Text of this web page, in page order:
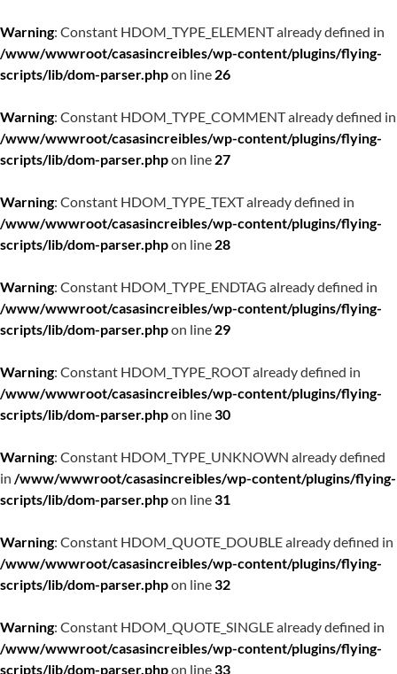
Warning: Constant HDOM_TYPE_ELEMENT already defined in
/www/wwwroot/casasincreibles/wp-content/plugins/flying-
scripts/lib/dom-parser.phpon line 26
Warning: Constant HDOM_TYPE_COMMENT already defined in
/www/wwwroot/casasincreibles/wp-content/plugins/flying-
scripts/lib/dom-parser.phpon line 27
Warning: Constant HDOM_TYPE_TEXT already defined in
/www/wwwroot/casasincreibles/wp-content/plugins/flying-
scripts/lib/dom-parser.phpon line 28
Warning: Constant HDOM_TYPE_ENDTAG already defined in
/www/wwwroot/casasincreibles/wp-content/plugins/flying-
scripts/lib/dom-parser.phpon line 29
Warning: Constant HDOM_TYPE_ROOT already defined in
/www/wwwroot/casasincreibles/wp-content/plugins/flying-
scripts/lib/dom-parser.phpon line30
Warning: Constant HDOM_TYPE_UNKNOWN already defined
in /www/wwwroot/casasincreibles/wp-content/plugins/flying-
scripts/lib/dom-parser.phpon line31
Warning: Constant HDOM_QUOTE_DOUBLE already defined in
/www/wwwroot/casasincreibles/wp-content/plugins/flying-
scripts/lib/dom-parser.phpon line32
Warning: Constant HDOM_QUOTE_SINGLE already defined in
/www/wwwroot/casasincreibles/wp-content/plugins/flying-
scripts/lib/dom-parser.phpon line33